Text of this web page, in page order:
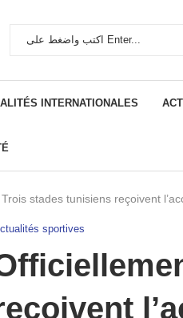
INTERNATIONALES
stades tunisiens reçoivent
sportives